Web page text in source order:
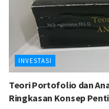
INVESTASI
Teori Portofolio dan
Ringkasan Konsep